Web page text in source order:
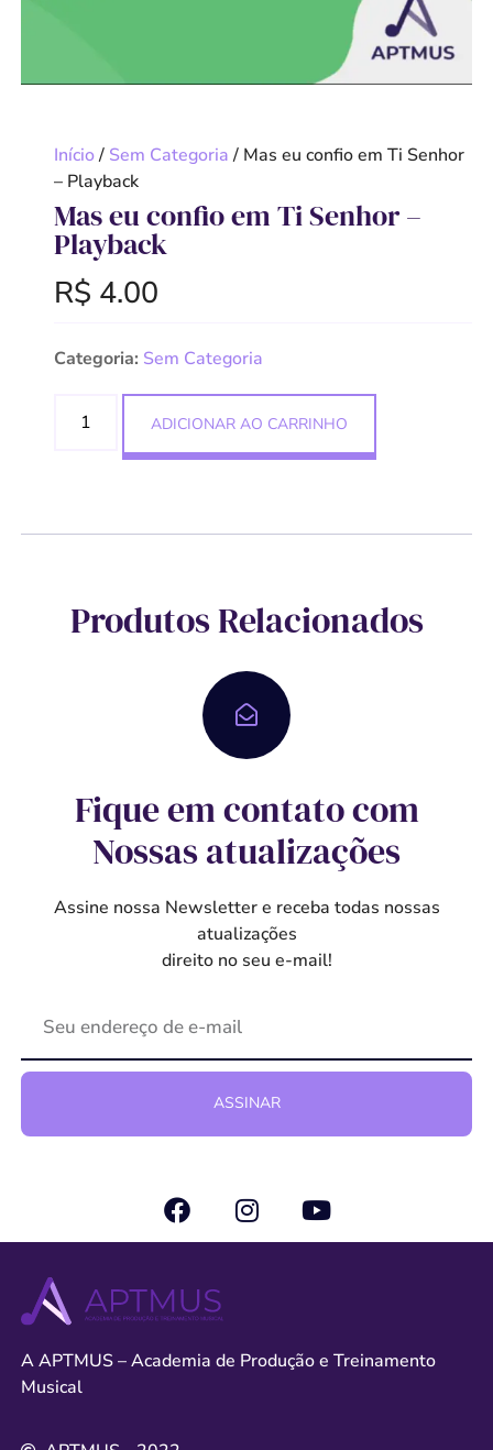
Início/ Sem Categoria/ Mas eu confio em Ti Senhor
– Playback
Mas eu confio em Ti Senhor –
Playback
R$ 4.00
Categoria: Sem Categoria
ADICIONAR AO CARRINHO
Produtos Relacionados
Fique em contato com
Nossas atualizações
Assine nossa Newsletter e receba todas nossas
atualizações
direito no seu e-mail!
ASSINAR
A APTMUS – Academia de Produção e Treinamento
Musical